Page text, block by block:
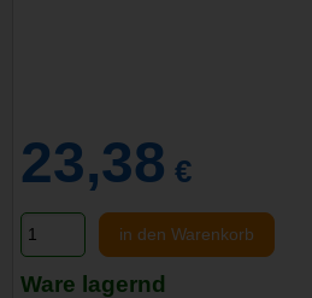
23,38 €
in den Warenkorb
Ware lagernd